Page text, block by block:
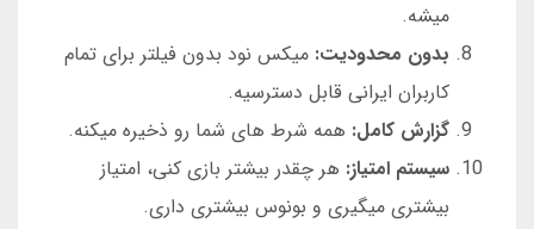
میشه.
بدون محدودیت: میکس نود بدون فیلتر برای تمام
کاربران ایرانی قابل دسترسیه.
گزارش کامل: همه شرط های شما رو ذخیره میکنه.
سیستم امتیاز: هر چقدر بیشتر بازی کنی، امتیاز
بیشتری میگیری و بونوس بیشتری داری.